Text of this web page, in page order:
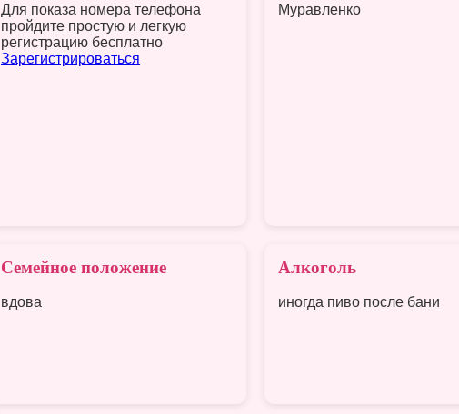
Для показа номера телефона
пройдите простую и легкую
регистрацию бесплатно
Зарегистрироваться
Муравленко
Семейное положение
вдова
Алкоголь
иногда пиво после бани